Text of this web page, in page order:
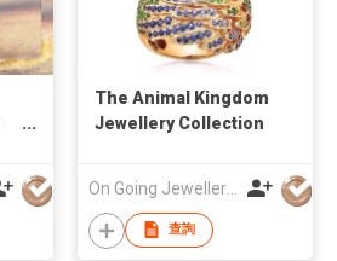
The Animal Kingdom
Jewellery Collection
On Going Jewellery Ltd
查詢